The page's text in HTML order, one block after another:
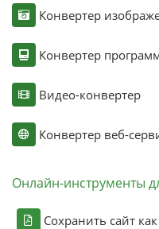
Конвертер
Конвертер
Видео-конвертер
Конвертер веб-
Онлайн-инструменты
Сохранить сайт как